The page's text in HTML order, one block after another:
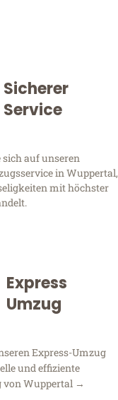
Sicherer
Service
sich auf unseren
in Wuppertal,
mit höchster
Express
Umzug
Express-Umzug
und effiziente
von Wuppertal →